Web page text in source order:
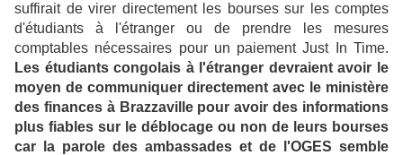
suffirait de virer directement les bourses sur les comptes
d'étudiants à l'étranger ou de prendre les mesures
comptables nécessaires pour un paiement Just In Time.
Les étudiants congolais à l'étranger devraient avoir le
moyen de communiquer directement avec le ministère
des finances à Brazzaville pour avoir des informations
plus fiables sur le déblocage ou non de leurs bourses
car la parole des ambassades et de l'OGES semble